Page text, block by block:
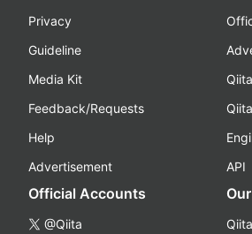
Privacy
Guideline
Media Kit
Feedback/Requests
Help
Advertisement
API
Official Accounts
@Qiita